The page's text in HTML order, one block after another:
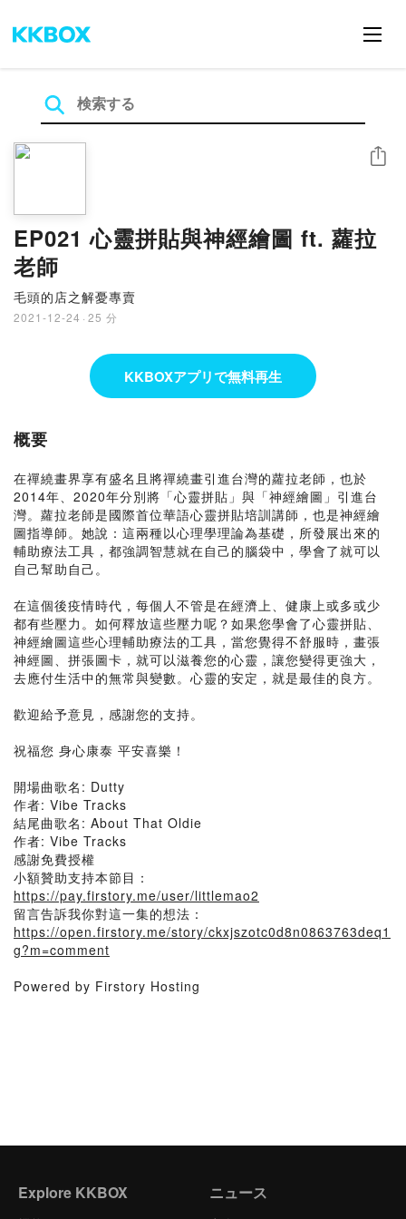
EP021 心靈拼貼與神經繪圖 ft. 蘿拉
老師
毛頭的店之解憂專賣
2021-12-24 · 25 分
シェア
KKBOXアプリで無料再生
概要
在禪繞畫界享有盛名且將禪繞畫引進台灣的蘿拉老師，也於
2014年、2020年分別將「心靈拼貼」與「神經繪圖」引進台
灣。蘿拉老師是國際首位華語心靈拼貼培訓講師，也是神經繪
圖指導師。她說：這兩種以心理學理論為基礎，所發展出來的
輔助療法工具，都強調智慧就在自己的腦袋中，學會了就可以
自己幫助自己。
在這個後疫情時代，每個人不管是在經濟上、健康上或多或少
都有些壓力。如何釋放這些壓力呢？如果您學會了心靈拼貼、
神經繪圖這些心理輔助療法的工具，當您覺得不舒服時，畫張
神經圖、拼張圖卡，就可以滋養您的心靈，讓您變得更強大，
去應付生活中的無常與變數。心靈的安定，就是最佳的良方。
歡迎給予意見，感謝您的支持。
祝福您 身心康泰 平安喜樂！
開場曲歌名: Dutty
作者: Vibe Tracks
結尾曲歌名: About That Oldie
作者: Vibe Tracks
感謝免費授權
小額贊助支持本節目：
https://pay.firstory.me/user/littlemao2
留言告訴我你對這一集的想法：
https://open.firstory.me/story/ckxjszotc0d8n0863763deq1
g?m=comment
Powered by Firstory Hosting
Explore KKBOX ニュース